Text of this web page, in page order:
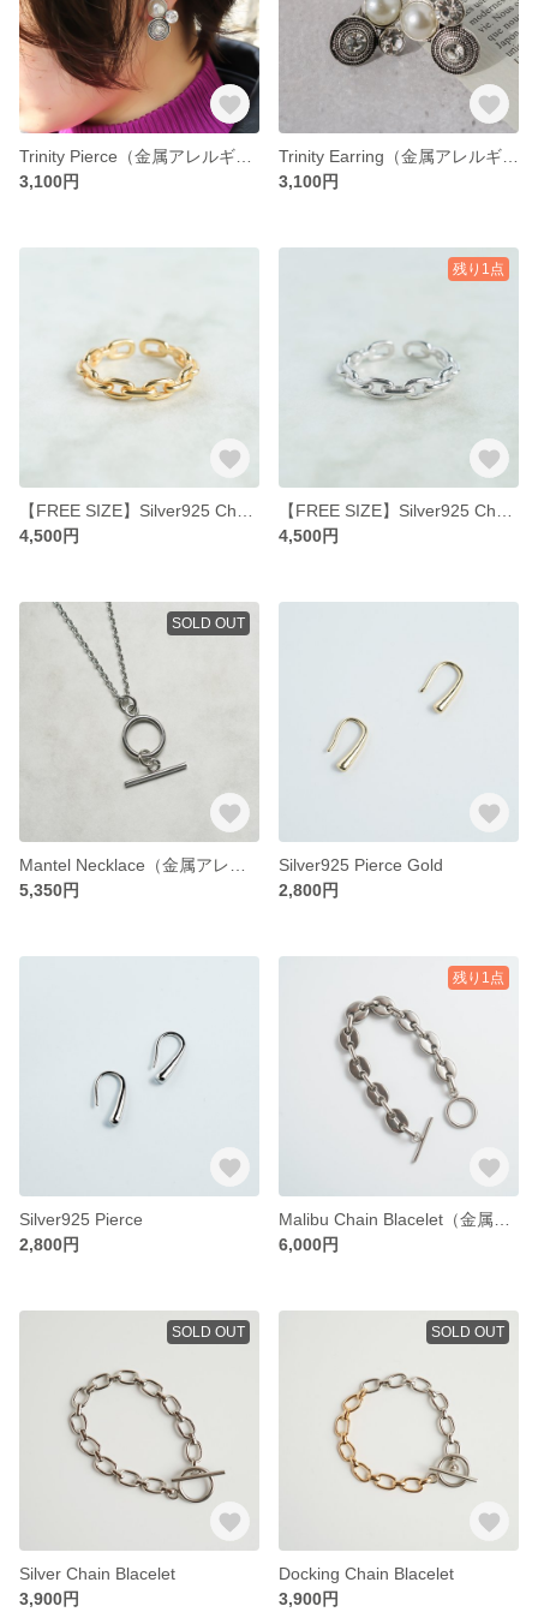
3,100円
3,100円
4,500円
残り1点
4,500円
SOLD OUT
5,350円
Silver925 Pierce Gold
2,800円
Silver925 Pierce
2,800円
残り1点
6,000円
SOLD OUT
Silver Chain Blacelet
3,900円
SOLD OUT
Docking Chain Blacelet
3,900円